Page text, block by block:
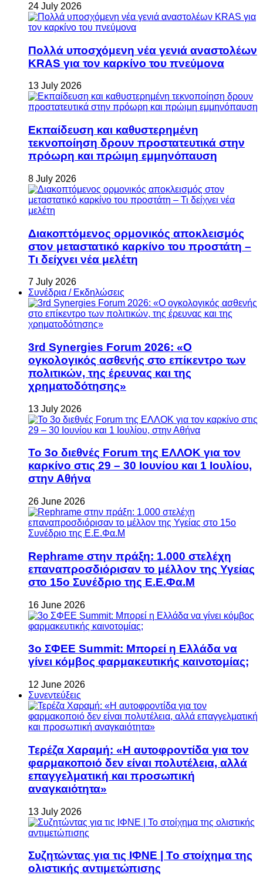
24 July 2026
Πολλά υποσχόμενη νέα γενιά αναστολέων
KRAS για τον καρκίνο του πνεύμονα
13 July 2026
Εκπαίδευση και καθυστερημένη
τεκνοποίηση δρουν προστατευτικά στην
πρόωρη και πρώιμη εμμηνόπαυση
8 July 2026
Διακοπτόμενος ορμονικός αποκλεισμός
στον μεταστατικό καρκίνο του προστάτη –
Τι δείχνει νέα μελέτη
7 July 2026
Συνέδρια / Εκδηλώσεις
3rd Synergies Forum 2026: «Ο
ογκολογικός ασθενής στο επίκεντρο των
πολιτικών, της έρευνας και της
χρηματοδότησης»
13 July 2026
Το 3ο διεθνές Forum της ΕΛΛΟΚ για τον
καρκίνο στις 29 – 30 Ιουνίου και 1 Ιουλίου,
στην Αθήνα
26 June 2026
Rephrame στην πράξη: 1.000 στελέχη
επαναπροσδιόρισαν το μέλλον της Υγείας
στο 15ο Συνέδριο της Ε.Ε.Φα.Μ
16 June 2026
3ο ΣΦΕΕ Summit: Μπορεί η Ελλάδα να
γίνει κόμβος φαρμακευτικής καινοτομίας;
12 June 2026
Συνεντεύξεις
Τερέζα Χαραμή: «Η αυτοφροντίδα για τον
φαρμακοποιό δεν είναι πολυτέλεια, αλλά
επαγγελματική και προσωπική
αναγκαιότητα»
13 July 2026
Συζητώντας για τις ΙΦΝΕ | Το στοίχημα της
ολιστικής αντιμετώπισης